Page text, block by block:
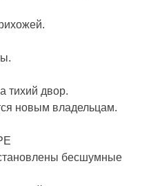
тихий двор.
новым владельцам.
бесшумные